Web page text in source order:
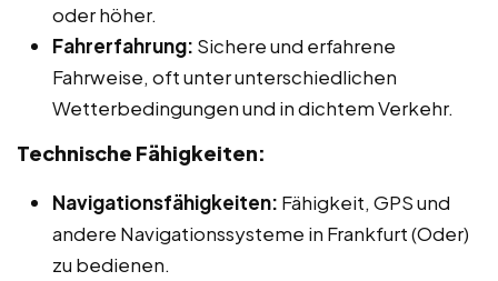
oder höher.
Fahrerfahrung: Sichere und erfahrene
Fahrweise, oft unter unterschiedlichen
Wetterbedingungen und in dichtem Verkehr.
Technische Fähigkeiten:
Navigationsfähigkeiten: Fähigkeit, GPS und
andere Navigationssysteme in Frankfurt (Oder)
zu bedienen.